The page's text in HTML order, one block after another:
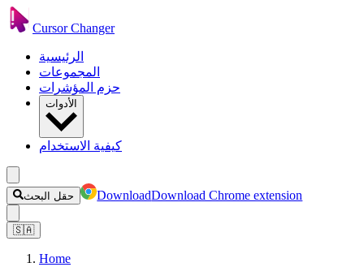
Cursor Changer
الرئيسية
المجموعات
حزم المؤشرات
الأدوات
كيفية الاستخدام
حقل البحث DownloadDownload Chrome extension
🇸🇦
Home